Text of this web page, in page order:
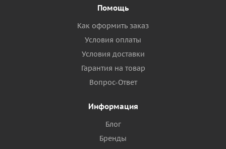
Помощь
Как оформить заказ
Условия оплаты
Условия доставки
Гарантия на товар
Вопрос-Ответ
Информация
Блог
Бренды